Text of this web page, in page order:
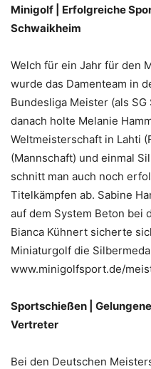
Minigolf | Erfolgreiche
Schwaikheim
Welch für ein Jahr für den
wurde das Damenteam in
Bundesliga Meister (als
danach holte Melanie
Weltmeisterschaft in Lahti
(Mannschaft) und einmal
schnitt man auch noch
Titelkämpfen ab. Sabine
auf dem System Beton bei
Bianca Kühnert sicherte
Miniaturgolf die
www.minigolfsport.de/
Sportschießen |
Vertreter
Bei den Deutschen